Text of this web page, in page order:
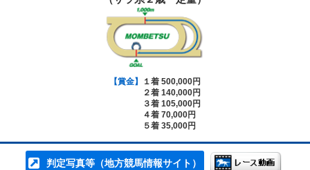
【賞金】
１着 500,000円
２着 140,000円
３着 105,000円
４着 70,000円
５着 35,000円
判定写真等（地方競馬情報サイト）